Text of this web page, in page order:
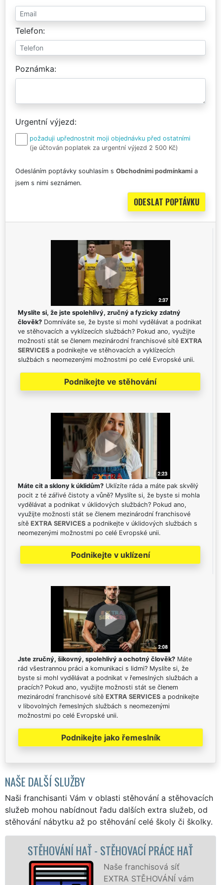
Telefon
Poznámka
Urgentní výjezd
požaduji upřednostnit moji objednávku před ostatními
(je účtován poplatek za urgentní výjezd 2 500 Kč)
Odesláním poptávky souhlasím s Obchodními podmínkami a
jsem s nimi seznámen.
Myslíte si, že jste spolehlivý, zručný a fyzicky zdatný
člověk? Domníváte se, že byste si mohl vydělávat a podnikat
ve stěhovacích a vyklízecích službách? Pokud ano, využijte
možnosti stát se členem mezinárodní franchisové sítě EXTRA
SERVICES a podnikejte ve stěhovacích a vyklízecích
službách s neomezenými možnostmi po celé Evropské unii.
Podnikejte ve stěhování
Máte cit a sklony k úklidům? Uklízíte ráda a máte pak skvělý
pocit z té zářivé čistoty a vůně? Myslíte si, že byste si mohla
vydělávat a podnikat v úklidových službách? Pokud ano,
využijte možnosti stát se členem mezinárodní franchisové
sítě EXTRA SERVICES a podnikejte v úklidových službách s
neomezenými možnostmi po celé Evropské unii.
Podnikejte v uklízení
Jste zručný, šikovný, spolehlivý a ochotný člověk? Máte
rád všestrannou práci a komunikaci s lidmi? Myslíte si, že
byste si mohl vydělávat a podnikat v řemeslných službách a
pracích? Pokud ano, využijte možnosti stát se členem
mezinárodní franchisové sítě EXTRA SERVICES a podnikejte
v libovolných řemeslných službách s neomezenými
možnostmi po celé Evropské unii.
Podnikejte jako řemeslník
NAŠE DALŠÍ SLUŽBY
Naši franchisanti Vám v oblasti stěhování a stěhovacích
služeb mohou nabídnout řadu dalších extra služeb, od
stěhování nábytku až po stěhování celé školy či školky.
HAŤ
vám
STĚHOVACÍ SLUŽBA HAŤ -
FIRMA HAŤ